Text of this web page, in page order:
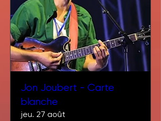
Jon Joubert - Carte
blanche
jeu. 27 août